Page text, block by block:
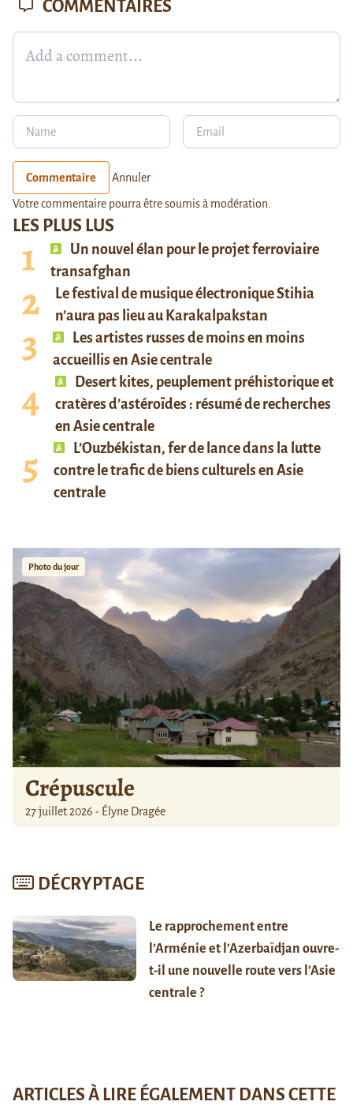
LES PLUS LUS
Un nouvel élan pour le projet ferroviaire
transafghan
Le festival de musique électronique Stihia
n’aura pas lieu au Karakalpakstan
Les artistes russes de moins en moins
accueillis en Asie centrale
Desert kites, peuplement préhistorique et
cratères d’astéroïdes : résumé de recherches
en Asie centrale
L’Ouzbékistan, fer de lance dans la lutte
contre le trafic de biens culturels en Asie
centrale
Photo du jour
Crépuscule
27 juillet 2026 - Élyne Dragée
DÉCRYPTAGE
Le rapprochement entre
l’Arménie et l’Azerbaïdjan ouvre-
t-il une nouvelle route vers l’Asie
centrale ?
COMMENTAIRES
Commentaire Annuler
Votre commentaire pourra être soumis à modération.
ARTICLES À LIRE ÉGALEMENT DANS CETTE